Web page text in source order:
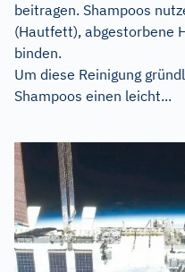
beitragen. Shampoos
(Hautfett), abgestorbene
binden.
Um diese Reinigung
Shampoos einen leicht...